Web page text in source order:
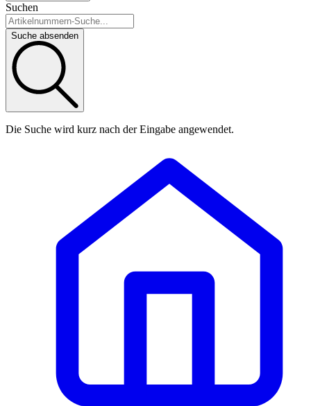
Suchen
Suche absenden
Die Suche wird kurz nach der Eingabe angewendet.